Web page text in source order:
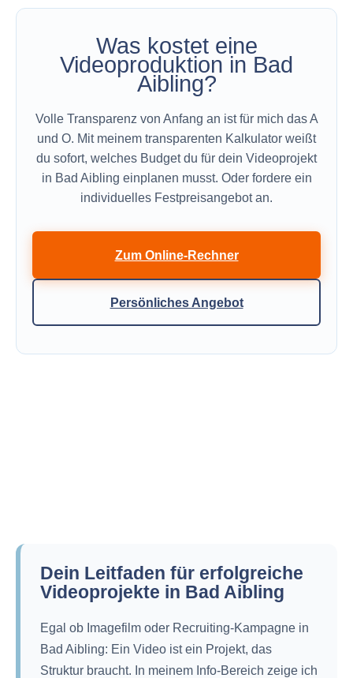
Was kostet eine
Videoproduktion in Bad
Aibling?
Volle Transparenz von Anfang an ist für mich das A
und O. Mit meinem transparenten Kalkulator weißt
du sofort, welches Budget du für dein Videoprojekt
in Bad Aibling einplanen musst. Oder fordere ein
individuelles Festpreisangebot an.
Zum Online-Rechner
Persönliches Angebot
Dein Leitfaden für erfolgreiche
Videoprojekte in Bad Aibling
Egal ob Imagefilm oder Recruiting-Kampagne in
Bad Aibling: Ein Video ist ein Projekt, das
Struktur braucht. In meinem Info-Bereich zeige ich